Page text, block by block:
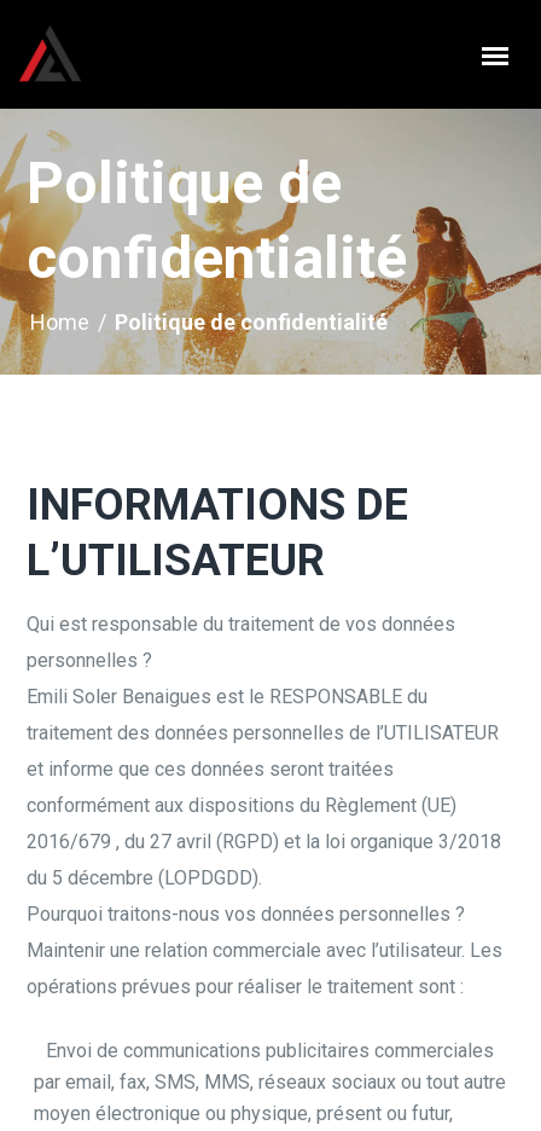
Politique de
confidentialité
Home / Politique de confidentialité
INFORMATIONS DE
L’UTILISATEUR
Qui est responsable du traitement de vos données
personnelles ?
Emili Soler Benaigues est le RESPONSABLE du
traitement des données personnelles de l’UTILISATEUR
et informe que ces données seront traitées
conformément aux dispositions du Règlement (UE)
2016/679 , du 27 avril (RGPD) et la loi organique 3/2018
du 5 décembre (LOPDGDD).
Pourquoi traitons-nous vos données personnelles ?
Maintenir une relation commerciale avec l’utilisateur. Les
opérations prévues pour réaliser le traitement sont :
Envoi de communications publicitaires commerciales
par email, fax, SMS, MMS, réseaux sociaux ou tout autre
moyen électronique ou physique, présent ou futur,